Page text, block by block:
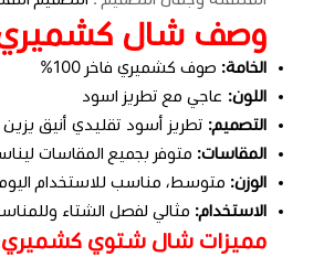
وصف شال
الخامة: صوف كشميري فاخر 100%
اللون: عاجي مع تطريز اسود
التصميم: تطريز أسود تقليدي أنيق
المقاسات: متوفر بجميع المقاسات
الوزن: متوسط، مناسب للاستخدام
الاستخدام: مثالي لفصل الشتاء
مميزات شال شتوي